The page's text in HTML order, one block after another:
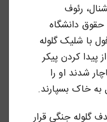
رئوف
حقوق دانشگاه
در دزفول با شلیک گلوله
کردن پیکر
شدند او را
به خاک بسپارند.
گلوله جنگی قرار